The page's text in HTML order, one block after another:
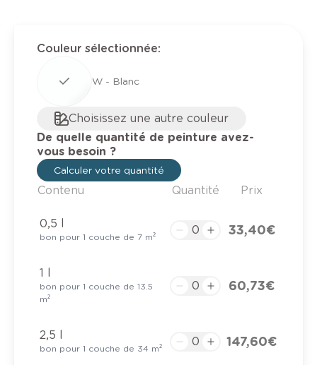
Couleur sélectionnée:
W - Blanc
Choisissez une autre couleur
De quelle quantité de peinture avez-
vous besoin ?
Calculer votre quantité
Contenu Quantité Prix
0,5 l
bon pour 1 couche de 7 m² 33,40 €
1 l
bon pour 1 couche de 13.5
m²
60,73 €
2,5 l
bon pour 1 couche de 34 m² 147,60 €